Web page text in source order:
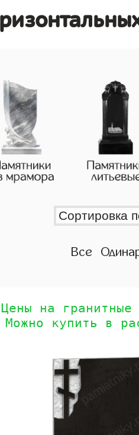
Все
Цены на гранитные
Можно купить в